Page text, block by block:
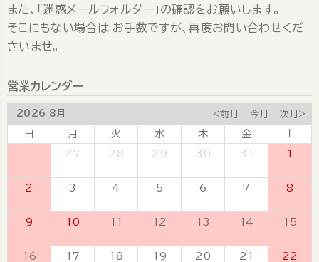
また、「迷惑メールフォルダー」の確認をお願いします。
そこにもない場合は お手数ですが、再度お問い合わせくだ
さいませ。
営業カレンダー
2026 8月 <前月 今月 次月>
日 月 火 水 木 金
土
27 28 29 30 31 1
2 3 4 5 6 7 8
9 10 11 12 13 14 15
16 17 18 19 20 21 22